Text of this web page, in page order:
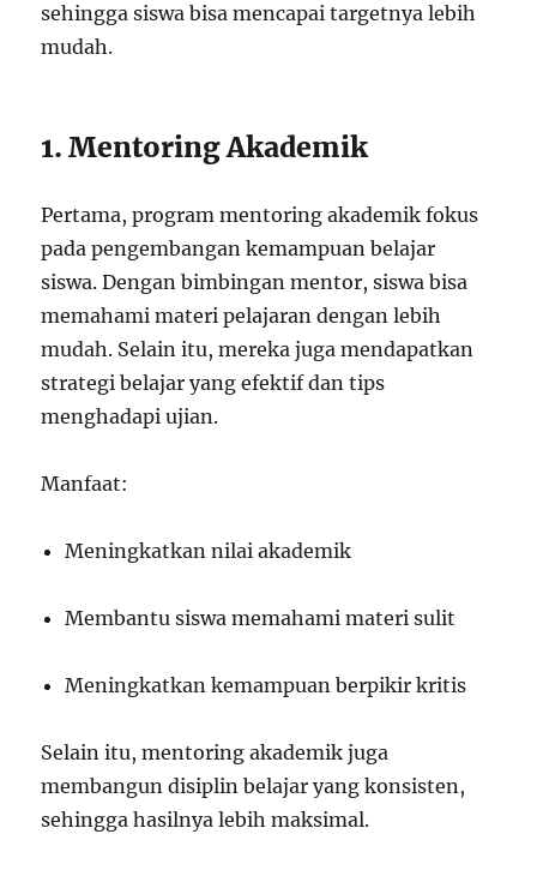
sehingga siswa bisa mencapai targetnya lebih
mudah.
1. Mentoring Akademik
Pertama, program mentoring akademik fokus
pada pengembangan kemampuan belajar
siswa. Dengan bimbingan mentor, siswa bisa
memahami materi pelajaran dengan lebih
mudah. Selain itu, mereka juga mendapatkan
strategi belajar yang efektif dan tips
menghadapi ujian.
Manfaat:
Meningkatkan nilai akademik
Membantu siswa memahami materi sulit
Meningkatkan kemampuan berpikir kritis
Selain itu, mentoring akademik juga
membangun disiplin belajar yang konsisten,
sehingga hasilnya lebih maksimal.